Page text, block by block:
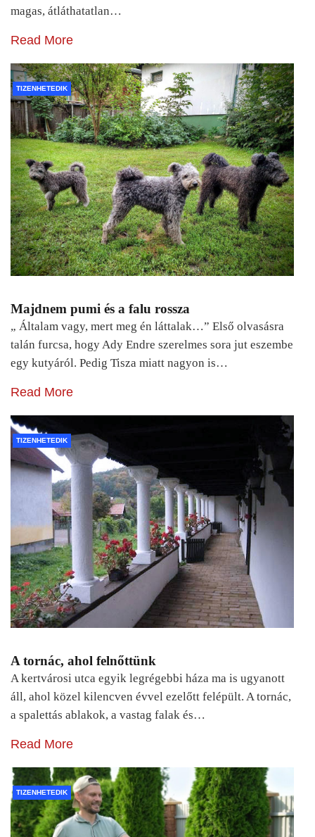
magas, átláthatatlan…
Read More
TIZENHETEDIK
Majdnem pumi és a falu rossza
„ Általam vagy, mert meg én láttalak…” Első olvasásra
talán furcsa, hogy Ady Endre szerelmes sora jut eszembe
egy kutyáról. Pedig Tisza miatt nagyon is…
Read More
TIZENHETEDIK
A tornác, ahol felnőttünk
A kertvárosi utca egyik legrégebbi háza ma is ugyanott
áll, ahol közel kilencven évvel ezelőtt felépült. A tornác,
a spalettás ablakok, a vastag falak és…
Read More
TIZENHETEDIK